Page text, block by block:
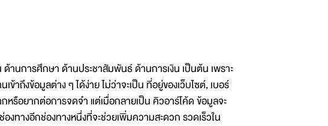
านการศึกษา ด้านประชาสัมพันธ์ ด้านการเงิน เป็นต้น เพราะ
าถึงข้อมูลต่าง ๆ ได้ง่าย ไม่ว่าจะเป็น ที่อยู่ของเว็บไซต์, เบอร์
รือยากต่อการจดจำ แต่เมื่อกลายเป็น คิวอาร์โค้ด ข้อมูลจะ
งทางอีกช่องทางหนึ่งที่จะช่วยเพิ่มความสะดวก รวดเร็วใน